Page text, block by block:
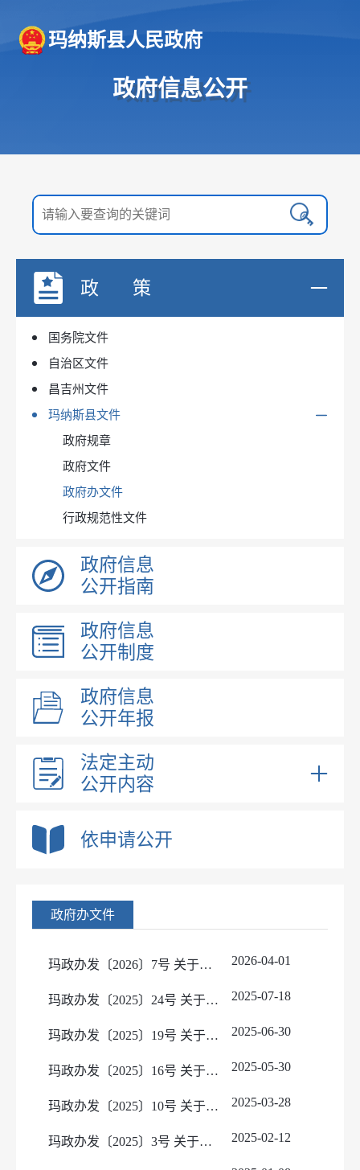
玛纳斯县人民政府
政府信息公开
政 策
国务院文件
自治区文件
昌吉州文件
玛纳斯县文件
政府规章
政府文件
政府办文件
行政规范性文件
政府信息
公开指南
政府信息
公开制度
政府信息
公开年报
法定主动
公开内容
国民经济和社会发展规划
专项规划
政府工作报告
财政预决算
政府集中采购
依据条件程序
处罚/强制决定（线上）
行政许可和其他对外管理服务信息
依据条件程序
事项办理结果（线下）
人事信息
公务员招考
重大决策预公开
依申请公开
政府办文件
玛政办发〔2026〕7号 关于印发《玛纳斯县2026年度国有建设用地、宅基地、保障性住房用地供应计划》的通知 2026-04-01
玛政办发〔2025〕24号 关于印发《玛纳斯县更新新能源巡游出租车补贴方案》的通知 2025-07-18
玛政办发〔2025〕19号 关于转发《玛纳斯县2025年地质灾害防治方案》的通知 2025-06-30
玛政办发〔2025〕16号 关于印发《玛纳斯县耕地保护网格化监督管理工作实施 方案》的通知 2025-05-30
玛政办发〔2025〕10号 关于印发《玛纳斯县2025年度国有建设用地、宅基地、保障性住房用地供应计划》的通知 2025-03-28
玛政办发〔2025〕3号 关于印发《玛纳斯县2025年重大民生实事项目实施方案》的通知 2025-02-12